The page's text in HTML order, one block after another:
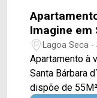
Imagine em
Lagoa Seca -
Apartamento à
Santa Bárbara d`Oeste/
dispõe de